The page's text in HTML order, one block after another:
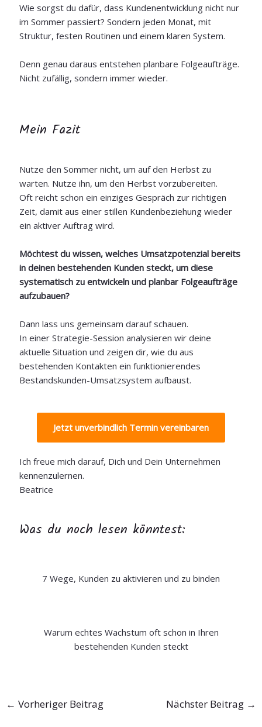
Wie sorgst du dafür, dass Kundenentwicklung nicht nur
im Sommer passiert? Sondern jeden Monat, mit
Struktur, festen Routinen und einem klaren System.
Denn genau daraus entstehen planbare Folgeaufträge.
Nicht zufällig, sondern immer wieder.
Mein Fazit
Nutze den Sommer nicht, um auf den Herbst zu
warten. Nutze ihn, um den Herbst vorzubereiten.
Oft reicht schon ein einziges Gespräch zur richtigen
Zeit, damit aus einer stillen Kundenbeziehung wieder
ein aktiver Auftrag wird.
Möchtest du wissen, welches Umsatzpotenzial bereits
in deinen bestehenden Kunden steckt, umdiese
systematisch zu entwickeln und planbar Folgeaufträge
aufzubauen?
Dann lass uns gemeinsam darauf schauen.
In einer Strategie-Session analysieren wir deine
aktuelle Situation und zeigen dir, wie du aus
bestehenden Kontakten ein funktionierendes
Bestandskunden-Umsatzsystem aufbaust.
Jetzt unverbindlich Termin vereinbaren
Ich freue mich darauf, Dich und Dein Unternehmen
kennenzulernen.
Beatrice
Was du noch lesen könntest:
7 Wege, Kunden zu aktivieren und zu binden
Warum echtes Wachstum oft schon in Ihren
bestehenden Kunden steckt
← Vorheriger Beitrag Nächster Beitrag →